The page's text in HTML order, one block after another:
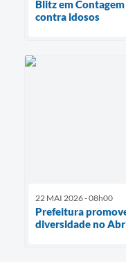
Blitz em
contra idosos
22 MAI 2026 - 08h00
Prefeitura
diversidade no